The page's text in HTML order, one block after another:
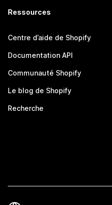
Ressources
Centre d’aide de Shopify
Documentation API
Communauté Shopify
Le blog de Shopify
Recherche